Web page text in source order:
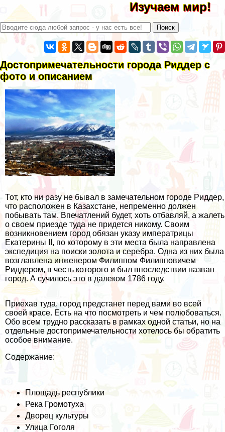
Изучаем мир!
Достопримечательности города Риддер с
фото и описанием
Тот, кто ни разу не бывал в замечательном городе Риддер,
что расположен в Казахстане, непременно должен
побывать там. Впечатлений будет, хоть отбавляй, а жалеть
о своем приезде туда не придется никому. Своим
возникновением город обязан указу императрицы
Екатерины II, по которому в эти места была направлена
экспедиция на поиски золота и серебра. Одна из них была
возглавлена инженером Филиппом Филипповичем
Риддером, в честь которого и был впоследствии назван
город. А сучилось это в далеком 1786 году.
Приехав туда, город предстанет перед вами во всей
своей красе. Есть на что посмотреть и чем полюбоваться.
Обо всем трудно рассказать в рамках одной статьи, но на
отдельные достопримечательности хотелось бы обратить
особое внимание.
Содержание:
Площадь республики
Река Громотуха
Дворец культуры
Улица Гоголя